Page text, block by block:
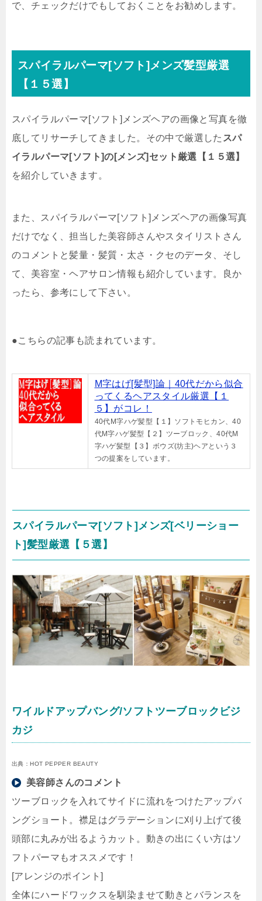
で、チェックだけでもしておくことをお勧めします。
スパイラルパーマ[ソフト]メンズ髪型厳選
【１５選】
スパイラルパーマ[ソフト]メンズヘアの画像と写真を徹
底してリサーチしてきました。その中で厳選した スパ
イラルパーマ[ソフト]の[メンズ]セット厳選【１５選】
を紹介していきます。
また、スパイラルパーマ[ソフト]メンズヘアの画像写真
だけでなく、担当した美容師さんやスタイリストさん
のコメントと髪量・髪質・太さ・クセのデータ、そし
て、美容室・ヘアサロン情報も紹介しています。良か
ったら、参考にして下さい。
●こちらの記事も読まれています。
M字はげ[髪型]論｜40代だから似合
ってくるヘアスタイル厳選【１
５】がコレ！
40代M字ハゲ髪型【１】ソフトモヒカン、40
代M字ハゲ髪型【２】ツーブロック、40代M
字ハゲ髪型【３】ボウズ(坊主)ヘアという３
つの提案をしています。
スパイラルパーマ[ソフト]メンズ[ベリーショー
ト]髪型厳選【５選】
ワイルドアップバング/ソフトツーブロックビジ
カジ
出典：HOT PEPPER BEAUTY
美容師さんのコメント
ツーブロックを入れてサイドに流れをつけたアップバ
ングショート。襟足はグラデーションに刈り上げて後
頭部に丸みが出るようカット。動きの出にくい方はソ
フトパーマもオススメです！
[アレンジのポイント]
全体にハードワックスを馴染ませて動きとバランスを